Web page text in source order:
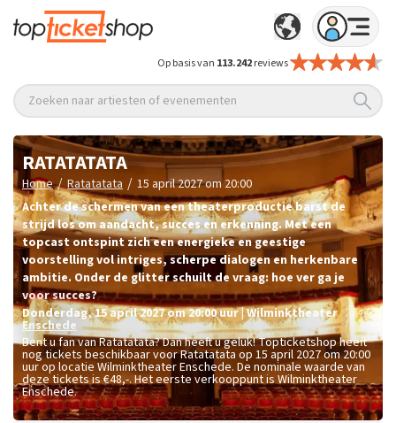
Op basis van 113.242reviews
Zoeken naar artiesten of evenementen
RATATATATA
Home / Ratatatata / 15 april 2027 om 20:00
Achter de schermen van een theaterproductie barst de
strijd los om aandacht, succes en erkenning. Met een
topcast ontspint zich een energieke en geestige
voorstelling vol intriges, scherpe dialogen en herkenbare
ambitie. Onder de glitter schuilt de vraag: hoe ver ga je
voor succes?
donderdag,15 april 2027 om 20:00uur|Wilminktheater
Enschede
Bent u fan van Ratatatata? Dan heeft u geluk! Topticketshop heeft
nog tickets beschikbaar voor Ratatatata op 15 april 2027 om 20:00
uur op locatie Wilminktheater Enschede. De nominale waarde van
deze tickets is€48,-. Het eerste verkooppunt is Wilminktheater
Enschede.